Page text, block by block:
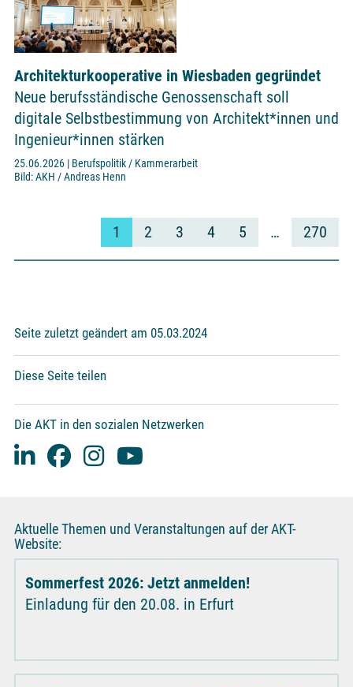
Architekturkooperative in Wiesbaden gegründet
Neue berufsständische Genossenschaft soll
digitale Selbstbestimmung von Architekt*innen und
Ingenieur*innen stärken
25.06.2026 | Berufspolitik / Kammerarbeit
Bild: AKH / Andreas Henn
1 2 3 4 5 … 270
Seite zuletzt geändert am 05.03.2024
Diese Seite teilen
Die AKT in den sozialen Netzwerken
Aktuelle Themen und Veranstaltungen auf der AKT-
Website:
Sommerfest 2026: Jetzt anmelden!
Einladung für den 20.08. in Erfurt